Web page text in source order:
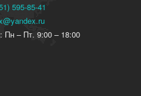
595-85-41
Пн – Пт. 9:00 – 18:00